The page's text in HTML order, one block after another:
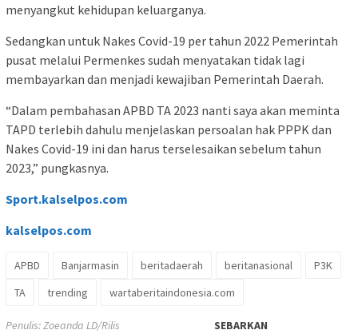
menyangkut kehidupan keluarganya.
Sedangkan untuk Nakes Covid-19 per tahun 2022 Pemerintah
pusat melalui Permenkes sudah menyatakan tidak lagi
membayarkan dan menjadi kewajiban Pemerintah Daerah.
“Dalam pembahasan APBD TA 2023 nanti saya akan meminta
TAPD terlebih dahulu menjelaskan persoalan hak PPPK dan
Nakes Covid-19 ini dan harus terselesaikan sebelum tahun
2023,” pungkasnya.
Sport.kalselpos.com
kalselpos.com
APBD Banjarmasin beritadaerah beritanasional
P3K
TA
trending wartaberitaindonesia.com
Penulis: Zoeanda LD/Rilis
SEBARKAN